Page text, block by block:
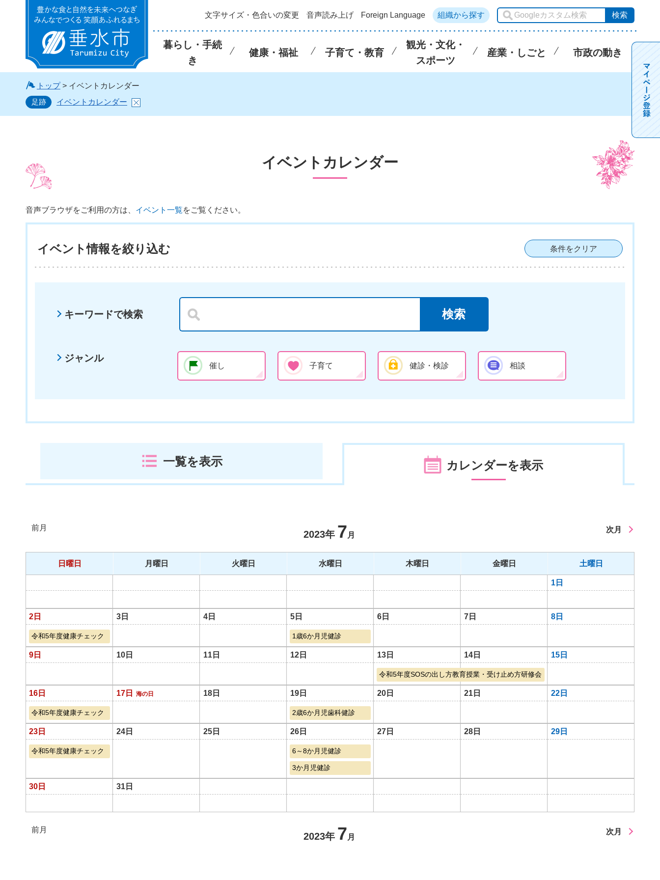
垂水市 文字サイズ・色合いの変更 音声読み上げ Foreign Language 組織から探す
暮らし・手続
き
健康・福祉 子育て・教育
観光・文化・
スポーツ
産業・しごと 市政の動き
トップ> イベントカレンダー
足跡
イベントカレンダー
イベントカレンダー
音声ブラウザをご利用の方は、 イベント一覧をご覧ください。
イベント情報を絞り込む 条件をクリア
キーワードで検索
ジャンル
催し 子育て 健診・検診 相談
一覧を表示 カレンダーを表示
前月
2023年 7 月
次月
日曜日 月曜日 火曜日 水曜日 木曜日 金曜日 土曜日
1日
2日 3日 4日 5日 6日 7日 8日
令和5年度健康チェック 1歳6か月児健診
9日 10日 11日 12日 13日 14日 15日
令和5年度SOSの出し方教育授業・受け止め方研修会
16日 17日 海の日 18日 19日 20日 21日 22日
令和5年度健康チェック 2歳6か月児歯科健診
23日 24日 25日 26日 27日 28日 29日
令和5年度健康チェック 6～8か月児健診
3か月児健診
30日 31日
前月
2023年 7 月
次月